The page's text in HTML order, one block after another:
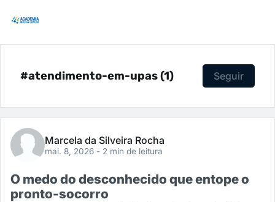
#atendimento-em-upas (1) Seguir
Marcela da Silveira Rocha
mai. 8, 2026 - 2 min de leitura
O medo do desconhecido que entope o
pronto-socorro